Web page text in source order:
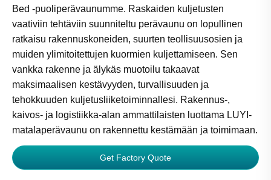
Bed -puoliperävaunumme. Raskaiden kuljetusten
vaativiin tehtäviin suunniteltu perävaunu on lopullinen
ratkaisu rakennuskoneiden, suurten teollisuusosien ja
muiden ylimitoitettujen kuormien kuljettamiseen. Sen
vankka rakenne ja älykäs muotoilu takaavat
maksimaalisen kestävyyden, turvallisuuden ja
tehokkuuden kuljetusliiketoiminnallesi. Rakennus-,
kaivos- ja logistiikka-alan ammattilaisten luottama LUYI-
matalaperävaunu on rakennettu kestämään ja toimimaan.
Get Factory Quote